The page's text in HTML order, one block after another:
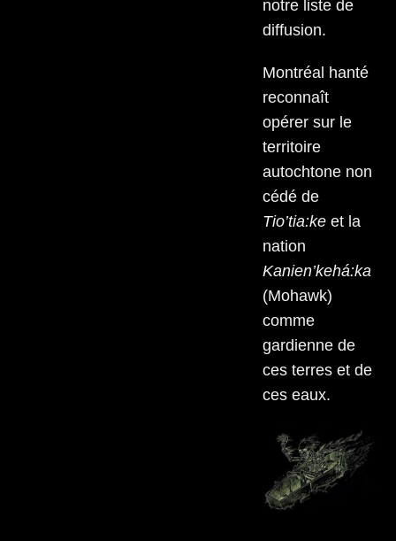
notre liste de
diffusion.
Montréal hanté
reconnaît
opérer sur le
territoire
autochtone non
cédé de
Tio’tia:ke et la
nation
Kanien’kehá:ka
(Mohawk)
comme
gardienne de
ces terres et de
ces eaux.